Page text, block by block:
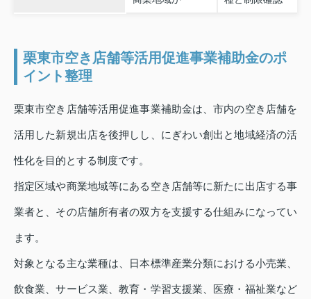
栗東市空き店舗等活用促進事業補助金のポ
イント整理
栗東市空き店舗等活用促進事業補助金は、市内の空き店舗を
活用した新規出店を後押しし、にぎわい創出と地域経済の活
性化を目的とする制度です。
指定区域や商業地域等にある空き店舗等に新たに出店する事
業者と、その店舗所有者の双方を支援する仕組みになってい
ます。
対象となる主な業種は、日本標準産業分類における小売業、
飲食業、サービス業、教育・学習支援業、医療・福祉業など